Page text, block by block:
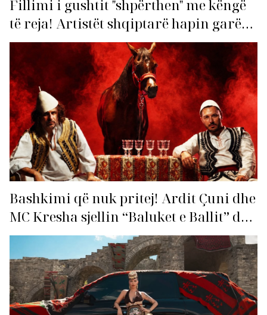
Fillimi i gushtit "shpërthen" me këngë
të reja! Artistët shqiptarë hapin garën
për hitin e verës!
Bashkimi që nuk pritej! Ardit Çuni dhe
MC Kresha sjellin “Baluket e Ballit” dhe
ndezin rrjetin!